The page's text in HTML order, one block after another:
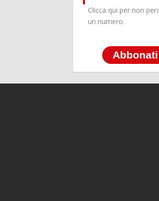
Clicca qui per non
un numero.